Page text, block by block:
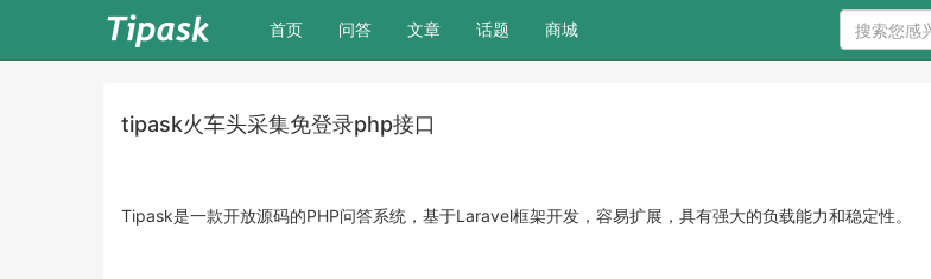
首页(current)
问答 文章 话题 商城
tipask火车头采集免登录php接口
Tipask是一款开放源码的PHP问答系统，基于Laravel框架开发，容易扩展，具有强大的负载能力和稳定性。